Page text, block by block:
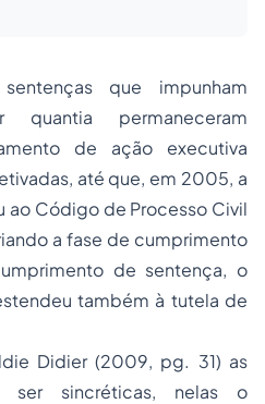
que impunham
permaneceram
de ação executiva
até que, em 2005, a
ao Código de Processo Civil
a fase de cumprimento
de sentença, o
também à tutela de
Didier (2009, pg. 31) as
ser sincréticas, nelas o